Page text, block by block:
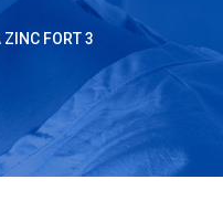
ZINC FORT 3